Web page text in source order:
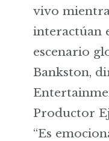
vivo
interactúan
escenario
Bankston,
Productor
“Es